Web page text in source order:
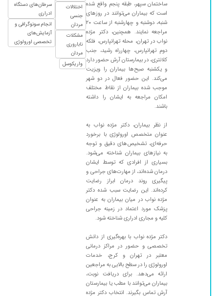
سلام بنده پارگی رحم وافتادگی مثانه داشتم که خانم
دکتر عمل کردن الان نزدیک دوسال از عملم می گذره
واقعا راضی هستم دکتر خیلی خوبی هستن ممنونم
ازشون
۱۴۰۰/۰۴/۱۶
عمل شدم وخیلی هم از خانم دکتر راضی هستم
عالی هستن
از ویزیت ایشان رضایت کامل داشتم
عالییییی
سلام بسیار دکتر خوبی هستنی و مهربان به تمام
جزییات توجه میکنندو خوب تشخیص می دهند
عالی بودن
فقط یکبارویزیت شدم مریضم باویلچره ولی کاش
شرایط مطب طوری بودکه بیماران ویلچری هم
تومطب ویزیت میشدن
سلام . نسبت به 8 تا دکتری که درمورد مشکلم
مراجعه کردم و نتیجه ای نگرفتم ایشون تا اینجایه
کار تشخیصشون درست بوده .
مشکله ادرار داشتم پنج لیتر ادرار توی مثانم بود بعد
با سون تخلیه کرد سون چهار روز موند حالا کشیدم
نمیتونم ادرار کنم دلیلش چیه
کلیه و هنوز مانده تا نتیجه
دکتر بسیار مهربان و با حوصله و بسیار وارد هستن
دکتر خیلی خوبیه منو جراحی کرده بسیارخوش
ساختمان سپهر، طبقه پنجم واقع شده
است که بیماران می‌توانند در روزهای
شنبه، دوشنبه و چهارشنبه از ساعت ۲۰
مراجعه نمایند. همچنین، دکتر مژده
نواب در تهران، محله تهرانپارس، فلکه
دوم تهرانپارس، چهارراه رشید، جنب
کلانتری، در بیمارستان آرش حضور دارد
و یکشنبه صبح‌ها بیماران را ویزیت
می‌کند. این حضور فعال در دو شهر
موجب شده بیماران از نقاط مختلف
امکان مراجعه به ایشان را داشته
باشند.
از نظر بیماران، دکتر مژده نواب به
عنوان متخصص اورولوژی با برخورد
حرفه‌ای، تشخیص‌های دقیق و توجه
به نیازهای بیماران شناخته می‌شود.
بسیاری از افرادی که توسط ایشان
درمان شده‌اند، از مهارت‌های جراحی و
پیگیری روند درمان ابراز رضایت
کرده‌اند. این رضایت سبب شده دکتر
مژده نواب در میان بیماران به عنوان
پزشک مورد اعتماد در زمینه جراحی
کلیه و مجاری ادراری شناخته شود.
دکتر مژده نواب با بهره‌گیری از دانش
تخصصی و حضور در مراکز درمانی
معتبر در تهران و کرج، خدمات
اورولوژی را در سطح بالایی به مراجعین
ارائه می‌دهد. برای دریافت نوبت،
بیماران می‌توانند با مطب یا بیمارستان
آرش تماس بگیرند. انتخاب دکتر مژده
اختلالات
جنسی
مردان
مشکلات
ناباروری
مردان
واریکوسل
سرطان‌های دستگاه
ادراری
انجام سونوگرافی و
آزمایش‌های
تخصصی اورولوژی